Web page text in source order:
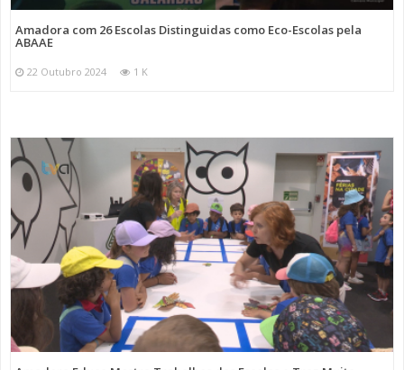
Amadora com 26 Escolas Distinguidas como Eco-Escolas pela
ABAAE
22 Outubro 2024 1 K